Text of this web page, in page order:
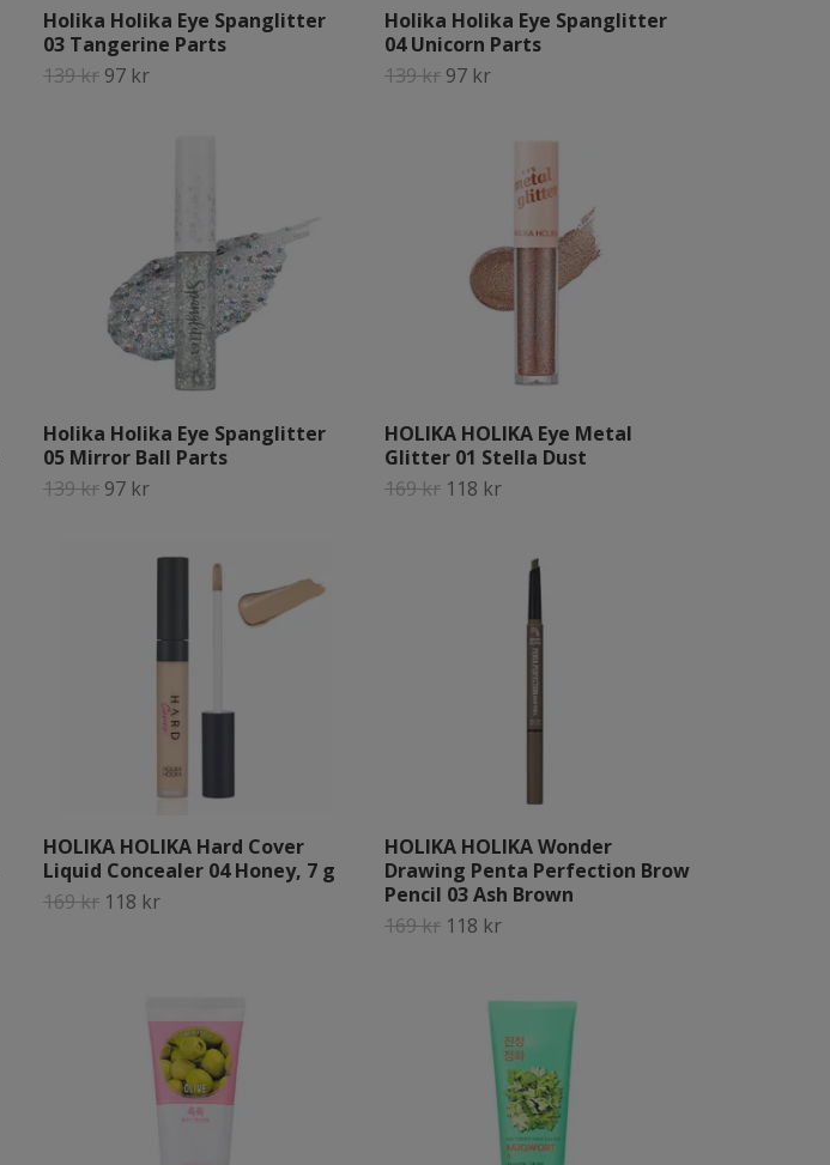
Holika Holika Eye Spanglitter
03 Tangerine Parts
139 kr 97 kr
Holika Holika Eye Spanglitter
04 Unicorn Parts
139 kr 97 kr
Holika Holika Eye Spanglitter
05 Mirror Ball Parts
139 kr 97 kr
HOLIKA HOLIKA Eye Metal
Glitter 01 Stella Dust
169 kr 118 kr
HOLIKA HOLIKA Hard Cover
Liquid Concealer 04 Honey, 7 g
169 kr 118 kr
HOLIKA HOLIKA Wonder
Drawing Penta Perfection Brow
Pencil 03 Ash Brown
169 kr 118 kr